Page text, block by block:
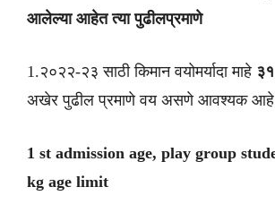
आलेल्या आहेत त्या पुढीलप्रमाणे
1.२०२२-२३ साठी किमान वयोमर्यादा माहे
अखेर पुढील प्रमाणे वय असणे आवश्यक
1 st admission age, play group
kg age limit